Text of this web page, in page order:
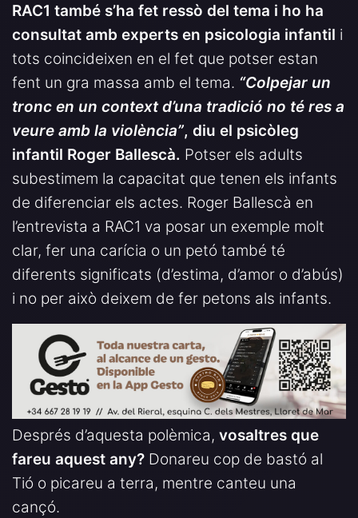
RAC1 també s’ha fet ressò del tema i ho ha
consultat amb experts en psicologia infantil i
tots coincideixen en el fet que potser estan
fent un gra massa amb el tema. “Colpejar un
tronc en un context d’una tradició no té res a
veure amb la violència”, diu el psicòleg
infantil Roger Ballescà. Potser els adults
subestimem la capacitat que tenen els infants
de diferenciar els actes. Roger Ballescà en
l’entrevista a RAC1 va posar un exemple molt
clar, fer una carícia o un petó també té
diferents significats (d’estima, d’amor o d’abús)
i no per això deixem de fer petons als infants.
Després d’aquesta polèmica, vosaltres que
fareu aquest any? Donareu cop de bastó al
Tió o picareu a terra, mentre canteu una
cançó.